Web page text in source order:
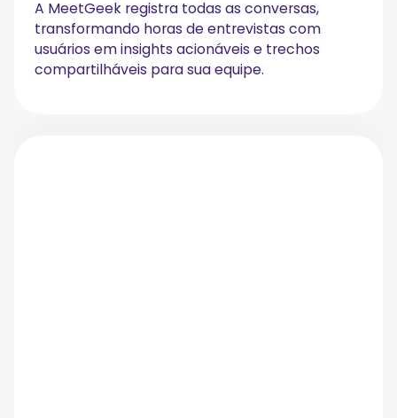
A MeetGeek registra todas as conversas,
transformando horas de entrevistas com
usuários em insights acionáveis e trechos
compartilháveis para sua equipe.